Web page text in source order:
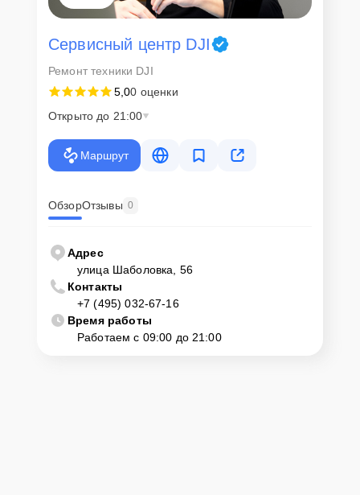
Сервисный центр DJI
Ремонт техники DJI
5,00 оценки
Открыто до 21:00
Маршрут
ОбзорОтзывы 0
Адрес
улица Шаболовка, 56
Контакты
+7 (495) 032-67-16
Время работы
Работаем с 09:00 до 21:00